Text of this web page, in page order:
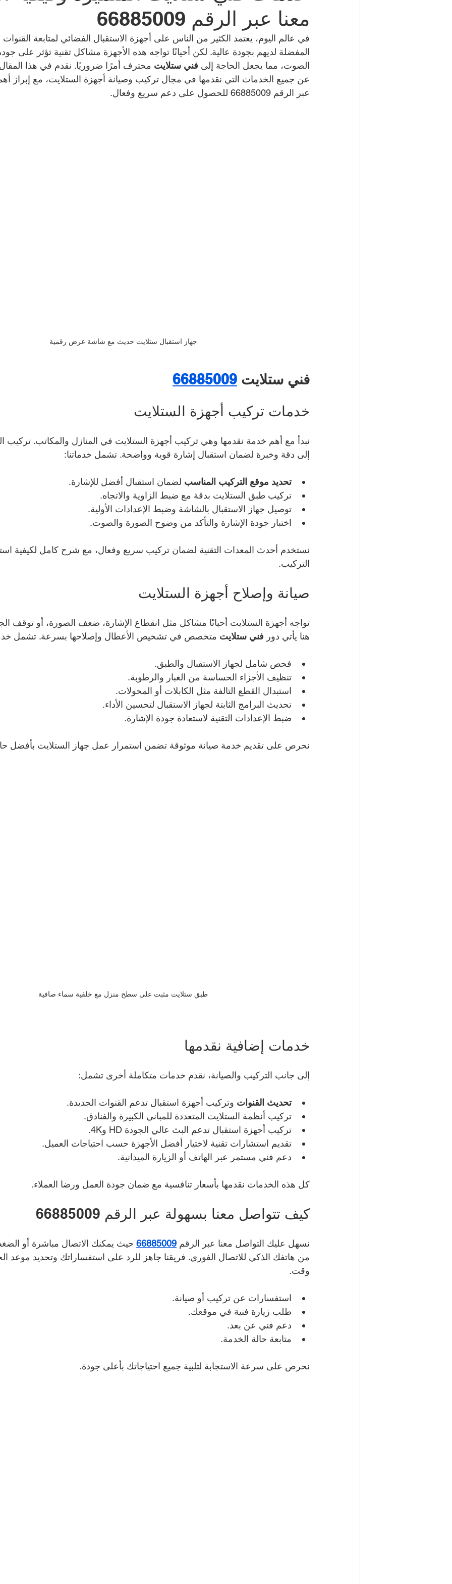
شركة مكافحة حشرات | 50050641 شركة طارد الحمام | 99009588
مكتب تأشيرات الكويت | 98951133 صالون حلاقة في الكويت | 98958877 مقوي
معنا عبر الرقم 66885009
في عالم اليوم، يعتمد الكثير من الناس على أجهزة الاستقبال الفضائي لمتابعة القنوات
المفضلة لديهم بجودة عالية. لكن أحيانًا تواجه هذه الأجهزة مشاكل تقنية تؤثر على
الصوت، مما يجعل الحاجة إلى فني ستلايت محترف أمرًا ضروريًا. نقدم في هذا
عن جميع الخدمات التي نقدمها في مجال تركيب وصيانة أجهزة الستلايت، مع إبراز
عبر الرقم 66885009 للحصول على دعم سريع وفعال.
جهاز استقبال ستلايت حديث مع شاشة عرض رقمية
فني ستلايت 66885009
خدمات تركيب أجهزة الستلايت
نبدأ مع أهم خدمة نقدمها وهي تركيب أجهزة الستلايت في المنازل والمكاتب. تركيب
إلى دقة وخبرة لضمان استقبال إشارة قوية وواضحة. تشمل خدماتنا:
تحديد موقع التركيب المناسب لضمان استقبال أفضل للإشارة.
تركيب طبق الستلايت بدقة مع ضبط الزاوية والاتجاه.
توصيل جهاز الاستقبال بالشاشة وضبط الإعدادات الأولية.
اختبار جودة الإشارة والتأكد من وضوح الصورة والصوت.
نستخدم أحدث المعدات التقنية لضمان تركيب سريع وفعال، مع شرح كامل لكيفية
التركيب.
صيانة وإصلاح أجهزة الستلايت
تواجه أجهزة الستلايت أحيانًا مشاكل مثل انقطاع الإشارة، ضعف الصورة، أو توقف
هنا يأتي دور فني ستلايت متخصص في تشخيص الأعطال وإصلاحها بسرعة. تشمل
فحص شامل لجهاز الاستقبال والطبق.
تنظيف الأجزاء الحساسة من الغبار والرطوبة.
استبدال القطع التالفة مثل الكابلات أو المحولات.
تحديث البرامج الثابتة لجهاز الاستقبال لتحسين الأداء.
ضبط الإعدادات التقنية لاستعادة جودة الإشارة.
نحرص على تقديم خدمة صيانة موثوقة تضمن استمرار عمل جهاز الستلايت بأفضل
طبق ستلايت مثبت على سطح منزل مع خلفية سماء صافية
خدمات إضافية نقدمها
إلى جانب التركيب والصيانة، نقدم خدمات متكاملة أخرى تشمل:
تحديث القنوات وتركيب أجهزة استقبال تدعم القنوات الجديدة.
تركيب أنظمة الستلايت المتعددة للمباني الكبيرة والفنادق.
تركيب أجهزة استقبال تدعم البث عالي الجودة HD و4K.
تقديم استشارات تقنية لاختيار أفضل الأجهزة حسب احتياجات العميل.
دعم فني مستمر عبر الهاتف أو الزيارة الميدانية.
كل هذه الخدمات نقدمها بأسعار تنافسية مع ضمان جودة العمل ورضا العملاء.
كيف تتواصل معنا بسهولة عبر الرقم 66885009
نسهل عليك التواصل معنا عبر الرقم 66885009 حيث يمكنك الاتصال مباشرة أو
من هاتفك الذكي للاتصال الفوري. فريقنا جاهز للرد على استفساراتك وتحديد
وقت.
استفسارات عن تركيب أو صيانة.
طلب زيارة فنية في موقعك.
دعم فني عن بعد.
متابعة حالة الخدمة.
نحرص على سرعة الاستجابة لتلبية جميع احتياجاتك بأعلى جودة.